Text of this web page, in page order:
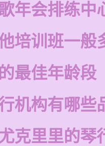
年会排练中
培训班一般
最佳年龄段
机构有哪些
克里里的琴